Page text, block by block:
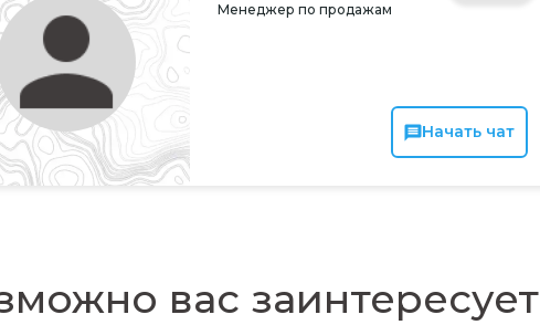
Менеджер по продажам
Начать чат
вас заинтересует